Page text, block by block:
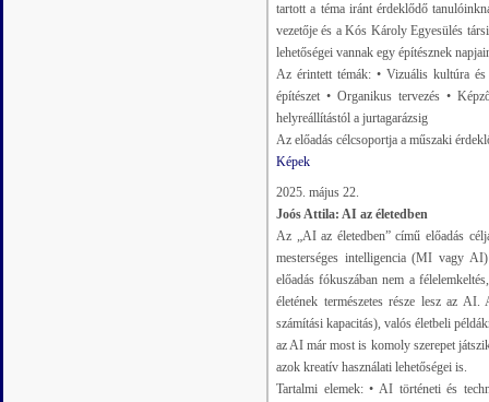
tartott a téma iránt érdeklődő
vezetője és a Kós Károly Egyesülés
lehetőségei vannak egy építésznek
Az érintett témák: • Vizuális kultúra és
építészet • Organikus tervezés •
helyreállítástól a jurtagarázsig
Az előadás célcsoportja a műszaki
Képek
2025. május 22.
Joós Attila: AI az életedben
Az „AI az életedben” című előadás
mesterséges intelligencia (MI vagy
előadás fókuszában nem a
életének természetes része lesz az
számítási kapacitás), valós életbeli
az AI már most is komoly szerepet
azok kreatív használati lehetőségei is.
Tartalmi elemek: • AI történeti és